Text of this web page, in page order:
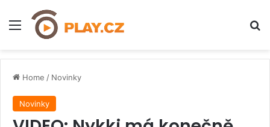
Menu
Home / Novinky
Novinky